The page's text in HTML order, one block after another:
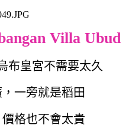
Villa Ubud
布皇宮不需要太久
一旁就是稻田
格也不會太貴